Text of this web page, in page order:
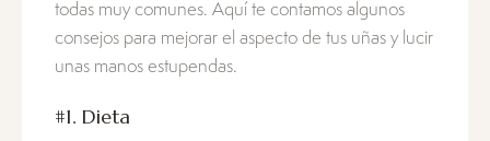
todas muy comunes. Aquí te contamos algunos
consejos para mejorar el aspecto de tus uñas y lucir
unas manos estupendas.
#1. Dieta